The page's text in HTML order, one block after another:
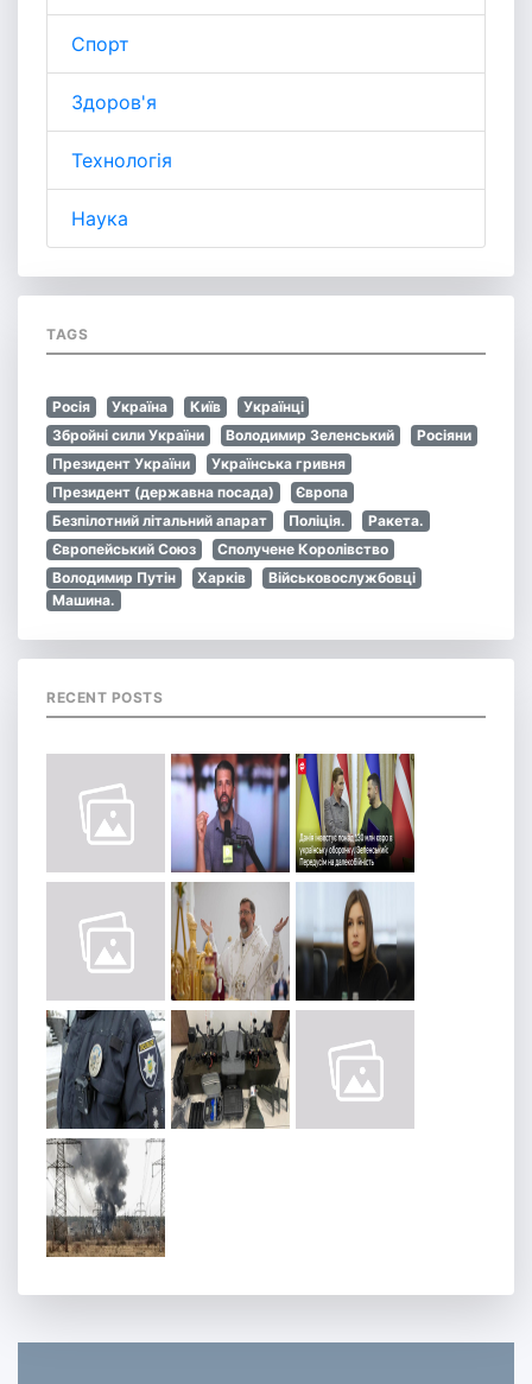
Спорт
Здоров'я
Технологія
Наука
TAGS
Росія Україна Київ
Українці
Збройні сили України
Володимир Зеленський
Росіяни
Президент України
Українська гривня
Президент (державна посада)
Європа
Безпілотний літальний апарат
Поліція.
Ракета.
Європейський Союз
Сполучене Королівство
Володимир Путін
Харків
Військовослужбовці
Машина.
RECENT POSTS